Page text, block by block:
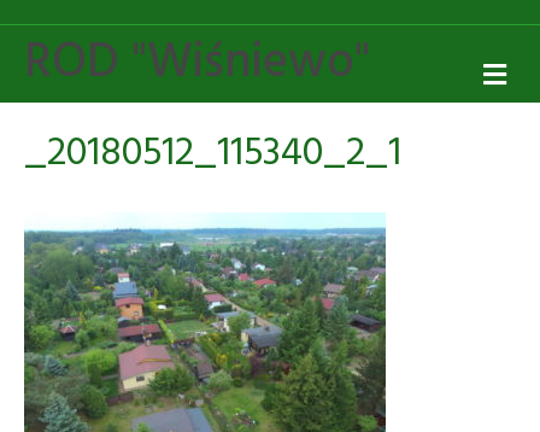
ROD "Wiśniewo" M
E
_20180512_115340_2_1